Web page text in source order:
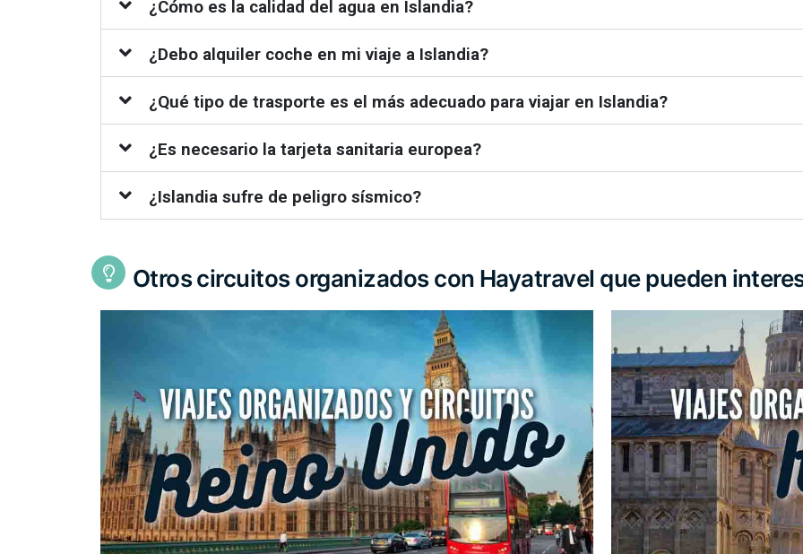
¿Cómo es la calidad del agua en Islandia?
¿Debo alquiler coche en mi viaje a Islandia?
¿Qué tipo de trasporte es el más adecuado para viajar en Islandia?
¿Es necesario la tarjeta sanitaria europea?
¿Islandia sufre de peligro sísmico?
Otros circuitos organizados con Hayatravel que pueden